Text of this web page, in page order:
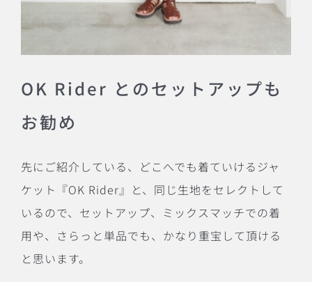
OK Rider とのセットアップも
お勧め
先にご紹介している、どこへでも着ていけるジャ
ケット『OK Rider』と、同じ生地をセレクトして
いるので、セットアップ、ミックスマッチでの着
用や、さらっと単品でも、かなり重宝して頂ける
と思います。